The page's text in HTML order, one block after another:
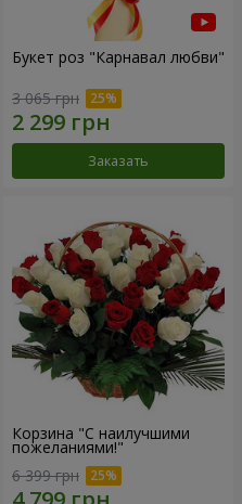
Букет роз "Карнавал любви"
3 065 грн
Заказать
Корзина "С наилучшими
пожеланиями!"
6 399 грн